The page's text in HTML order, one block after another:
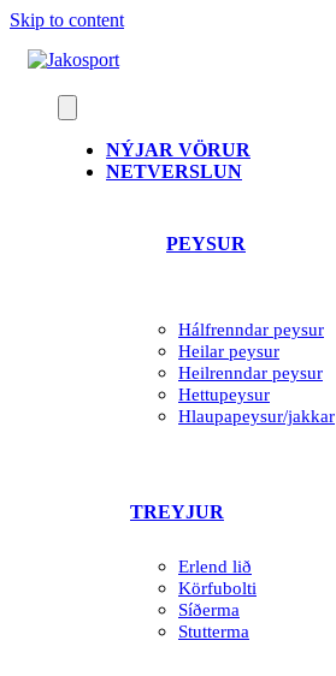
Skip to content
NÝJAR VÖRUR
NETVERSLUN
PEYSUR
Hálfrenndar peysur
Heilar peysur
Heilrenndar peysur
Hettupeysur
Hlaupapeysur/jakkar
TREYJUR
Erlend lið
Körfubolti
Síðerma
Stutterma